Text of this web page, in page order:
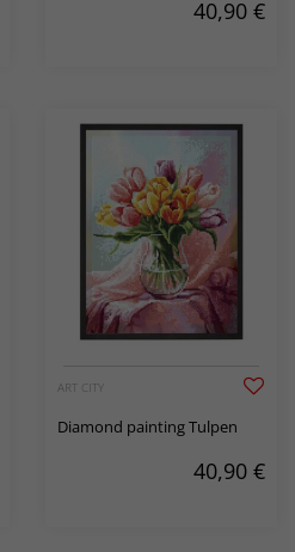
40,90 €
ART CITY
Diamond painting Tulpen
40,90 €